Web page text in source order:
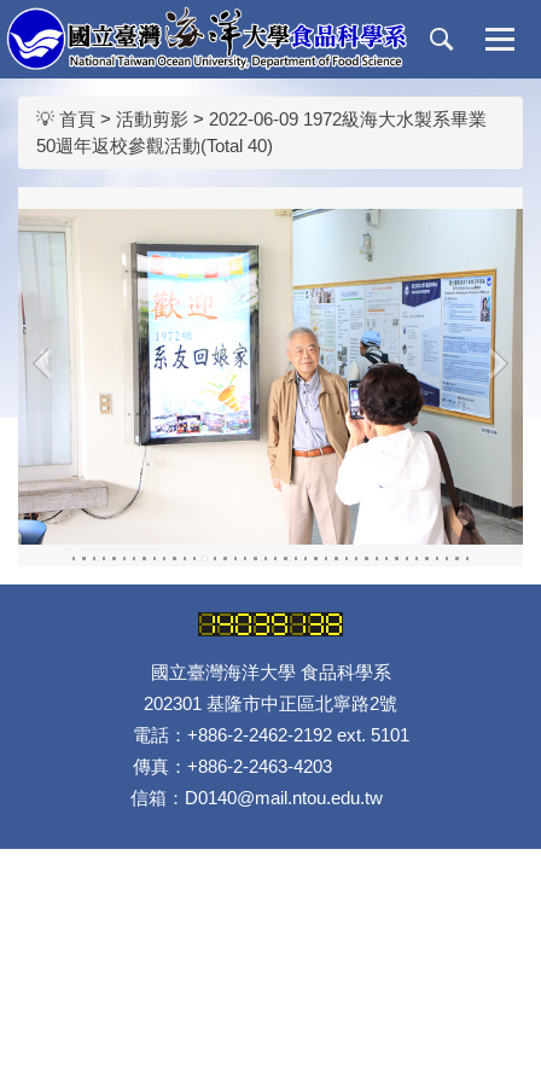
跳
到
主
要
💡 首頁 > 活動剪影 > 2022-06-09 1972級海大水製系畢業
50週年返校參觀活動(Total 40)
國立臺灣海洋大學 食品科學系
202301 基隆市中正區北寧路2號
電話：+886-2-2462-2192 ext. 5101
傳真：+886-2-2463-4203
信箱：D0140@mail.ntou.edu.tw